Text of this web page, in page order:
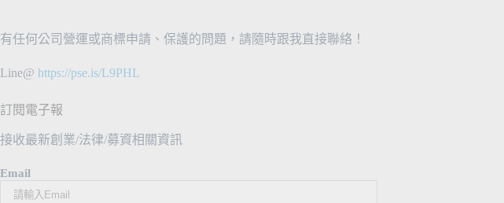
有任何公司營運或商標申請、保護的問題，請隨時跟我直接聯絡！
Line@ https://pse.is/L9PHL
訂閱電子報
接收最新創業/法律/募資相關資訊
Email